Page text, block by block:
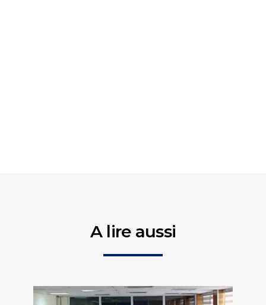
A lire aussi